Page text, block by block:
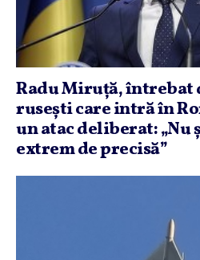
Radu Miruţă, întrebat
ruseşti care intră în
un atac deliberat: „Nu
extrem de precisă”